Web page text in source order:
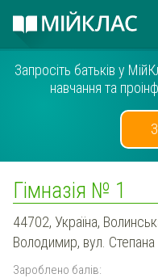
Запросіть батьків у
навчання та
Гімназія № 1
44702, Україна,
Володимир, вул.
Зароблено балів: